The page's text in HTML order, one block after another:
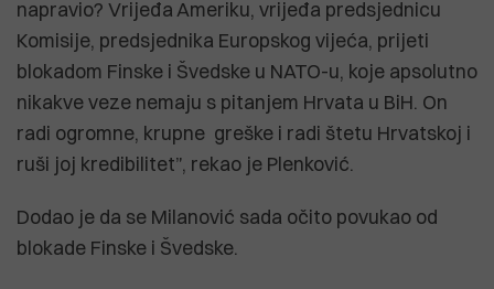
napravio? Vrijeđa Ameriku, vrijeđa predsjednicu
Komisije, predsjednika Europskog vijeća, prijeti
blokadom Finske i Švedske u NATO-u, koje apsolutno
nikakve veze nemaju s pitanjem Hrvata u BiH. On
radi ogromne, krupne greške i radi štetu Hrvatskoj i
ruši joj kredibilitet”, rekao je Plenković.
Dodao je da se Milanović sada očito povukao od
blokade Finske i Švedske.